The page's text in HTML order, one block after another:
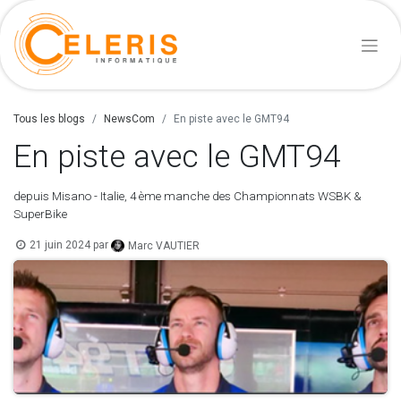
Tous les blogs NewsCom En piste avec le GMT94
En piste avec le GMT94
depuis Misano - Italie, 4 ème manche des Championnats WSBK &
SuperBike
21 juin 2024 par Marc VAUTIER